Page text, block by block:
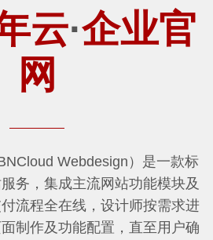
云·企业官
网
Webdesign）是一款标
务，集成主流网站功能模块及
流程全在线，设计师按需求进
制作及功能配置，直至用户确